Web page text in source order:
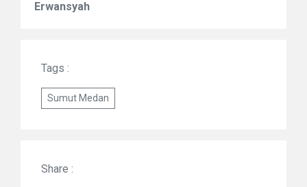
Erwansyah
Tags :
Sumut Medan
Share :